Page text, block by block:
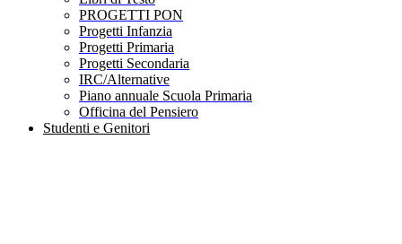
PROGETTI PON
Progetti Infanzia
Progetti Primaria
Progetti Secondaria
IRC/Alternative
Piano annuale Scuola Primaria
Officina del Pensiero
Studenti e Genitori